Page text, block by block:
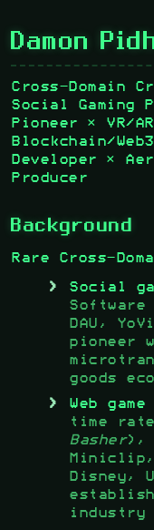
Damon
Cross-Domain
Social Gaming
Pioneer × VR/
Blockchain/
Developer ×
Producer
Background
Rare Cross-
Social
DAU,
pioneer
goods
Web
time
Basher),
Miniclip,
Disney,
industry